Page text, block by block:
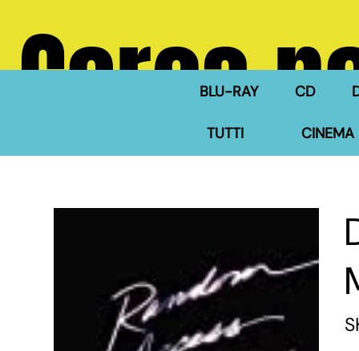
BLU-RAY CD
TUTTI CINEMA
Cerca